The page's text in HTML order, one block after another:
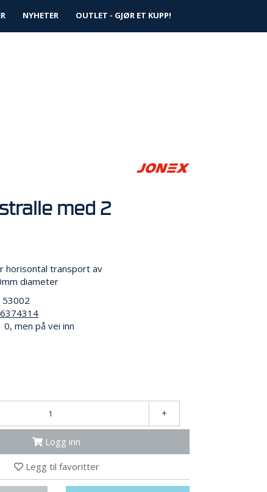
Logg inn Infosenter Favoritter
NYHETER OUTLET - GJØR ET KUPP!
med 2
horisontal transport av
diameter
53002
0, men på vei inn
+
Logg inn
Legg til favoritter